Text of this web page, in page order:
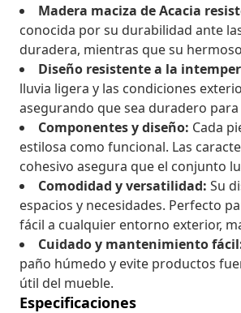
Madera maciza de Acacia
conocida por su durabilidad ante
duradera, mientras que su
Diseño resistente a la
lluvia ligera y las condiciones
asegurando que sea duradero
Componentes y diseño: Cada
estilosa como funcional. Las
cohesivo asegura que el conjunto
Comodidad y versatilidad: Su
espacios y necesidades. Perfecto
fácil a cualquier entorno exterior,
Cuidado y mantenimiento
paño húmedo y evite productos
útil del mueble.
Especificaciones